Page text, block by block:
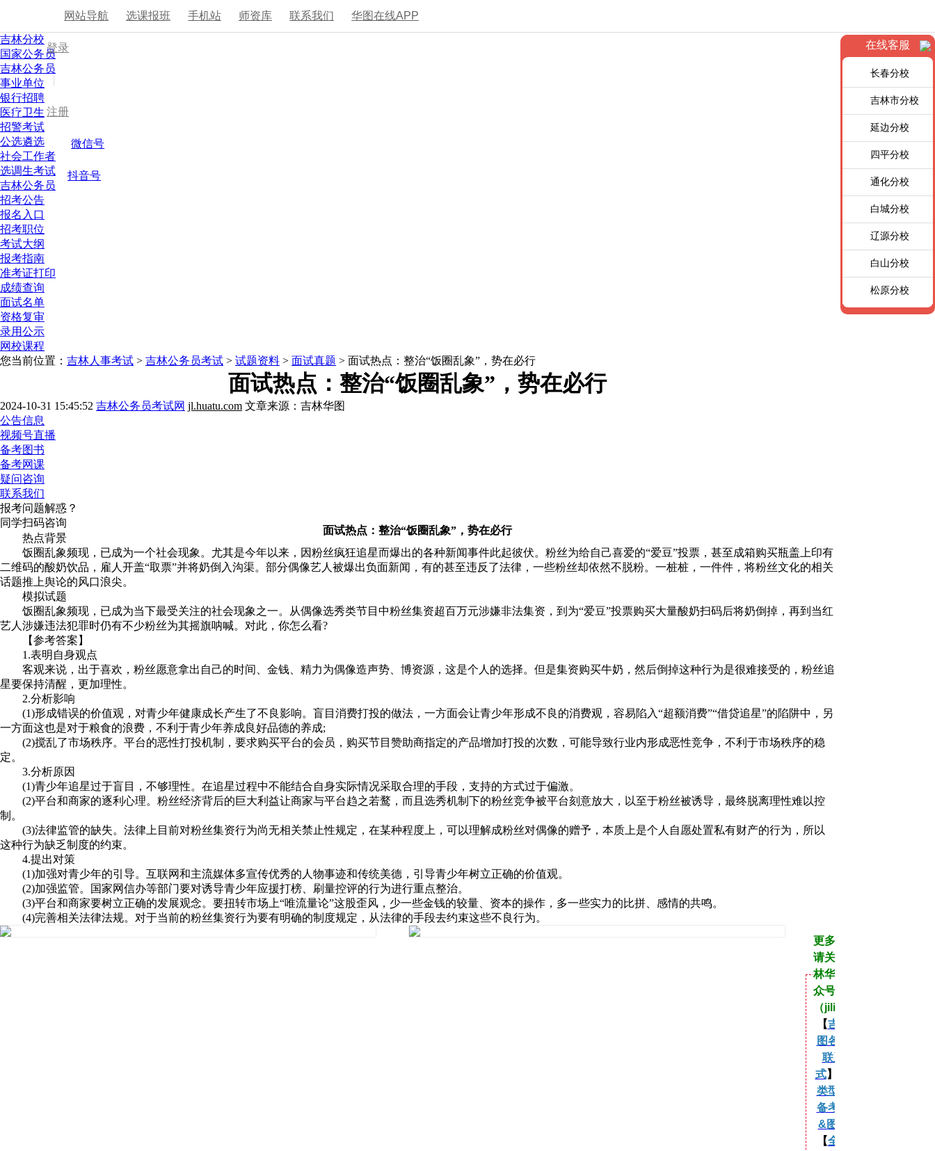
网站导航 选课报班 手机站 师资库 联系我们 华图在线APP
登录
|
注册
微信号
抖音号
吉林分校
国家公务员
吉林公务员
事业单位
银行招聘
医疗卫生
招警考试
公选遴选
社会工作者
选调生考试
吉林公务员
招考公告
报名入口
招考职位
考试大纲
报考指南
准考证打印
成绩查询
面试名单
资格复审
录用公示
网校课程
您当前位置： 吉林人事考试 > 吉林公务员考试 > 试题资料 > 面试真题 > 面试热点：整治“饭圈乱象”，势在必行
面试热点：整治“饭圈乱象”，势在必行
2024-10-31 15:45:52 吉林公务员考试网 jl.huatu.com 文章来源：吉林华图
公告信息
视频号直播
备考图书
备考网课
疑问咨询
联系我们
报考问题解惑？
同学扫码咨询
面试热点：整治“饭圈乱象”，势在必行
热点背景
饭圈乱象频现，已成为一个社会现象。尤其是今年以来，因粉丝疯狂追星而爆出的各种新闻事件此起彼伏。粉丝为给自己喜爱的“爱豆”投票，甚至成箱购买瓶盖上印有
二维码的酸奶饮品，雇人开盖“取票”并将奶倒入沟渠。部分偶像艺人被爆出负面新闻，有的甚至违反了法律，一些粉丝却依然不脱粉。一桩桩，一件件，将粉丝文化的相关
话题推上舆论的风口浪尖。
模拟试题
饭圈乱象频现，已成为当下最受关注的社会现象之一。从偶像选秀类节目中粉丝集资超百万元涉嫌非法集资，到为“爱豆”投票购买大量酸奶扫码后将奶倒掉，再到当红
艺人涉嫌违法犯罪时仍有不少粉丝为其摇旗呐喊。对此，你怎么看?
【参考答案】
1.表明自身观点
客观来说，出于喜欢，粉丝愿意拿出自己的时间、金钱、精力为偶像造声势、博资源，这是个人的选择。但是集资购买牛奶，然后倒掉这种行为是很难接受的，粉丝追
星要保持清醒，更加理性。
2.分析影响
(1)形成错误的价值观，对青少年健康成长产生了不良影响。盲目消费打投的做法，一方面会让青少年形成不良的消费观，容易陷入“超额消费”“借贷追星”的陷阱中，另
一方面这也是对于粮食的浪费，不利于青少年养成良好品德的养成;
(2)搅乱了市场秩序。平台的恶性打投机制，要求购买平台的会员，购买节目赞助商指定的产品增加打投的次数，可能导致行业内形成恶性竞争，不利于市场秩序的稳
定。
3.分析原因
(1)青少年追星过于盲目，不够理性。在追星过程中不能结合自身实际情况采取合理的手段，支持的方式过于偏激。
(2)平台和商家的逐利心理。粉丝经济背后的巨大利益让商家与平台趋之若鹜，而且选秀机制下的粉丝竞争被平台刻意放大，以至于粉丝被诱导，最终脱离理性难以控
制。
(3)法律监管的缺失。法律上目前对粉丝集资行为尚无相关禁止性规定，在某种程度上，可以理解成粉丝对偶像的赠予，本质上是个人自愿处置私有财产的行为，所以
这种行为缺乏制度的约束。
4.提出对策
(1)加强对青少年的引导。互联网和主流媒体多宣传优秀的人物事迹和传统美德，引导青少年树立正确的价值观。
(2)加强监管。国家网信办等部门要对诱导青少年应援打榜、刷量控评的行为进行重点整治。
(3)平台和商家要树立正确的发展观念。要扭转市场上“唯流量论”这股歪风，少一些金钱的较量、资本的操作，多一些实力的比拼、感情的共鸣。
(4)完善相关法律法规。对于当前的粉丝集资行为要有明确的制度规定，从法律的手段去约束这些不良行为。
更多资讯
请关注吉
林华图公
众号
（jilinht）
【吉林华
图各分校
联系方
式】 【
类型考试
备考课程
&图书
【全年各
在线客服
长春分校
吉林市分校
延边分校
四平分校
通化分校
白城分校
辽源分校
白山分校
松原分校